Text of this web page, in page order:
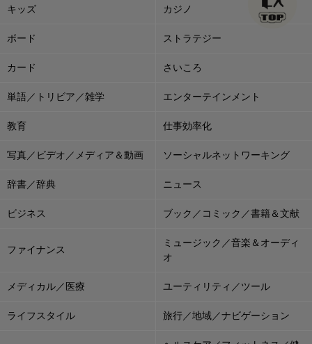
キッズ カジノ
ボード ストラテジー
カード さいころ
単語／トリビア／雑学 エンターテインメント
教育 仕事効率化
写真／ビデオ／メディア＆動画 ソーシャルネットワーキング
辞書／辞典 ニュース
ビジネス ブック／コミック／書籍＆文献
ファイナンス
ミュージック／音楽＆オーディ
オ
メディカル／医療 ユーティリティ／ツール
ライフスタイル 旅行／地域／ナビゲーション